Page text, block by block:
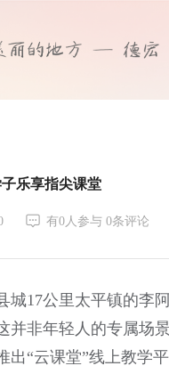
乐享指尖课堂
有0人参与 0条评论
城17公里太平镇的李
并非年轻人的专属场
出“云课堂”线上教学